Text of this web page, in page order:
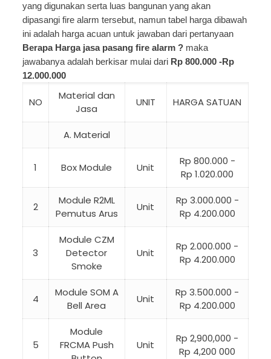
yang digunakan serta luas bangunan yang akan
dipasangi fire alarm tersebut, namun tabel harga dibawah
ini adalah harga acuan untuk jawaban dari pertanyaan
Berapa Harga jasa pasang fire alarm ? maka
jawabanya adalah berkisar mulai dari Rp 800.000 -Rp
12.000.000
NO
Material dan
Jasa
UNIT HARGA SATUAN
A. Material
1 Box Module Unit
Rp 800.000 -
Rp 1.020.000
2
Module R2ML
Pemutus Arus
Unit
Rp 3.000.000 -
Rp 4.200.000
3
Module CZM
Detector
Smoke
Unit
Rp 2.000.000 -
Rp 4.200.000
4
Module SOM A
Bell Area
Unit
Rp 3.500.000 -
Rp 4.200.000
5
Module
FRCMA Push
Unit
Rp 2,900,000 -
Rp 4,200 000